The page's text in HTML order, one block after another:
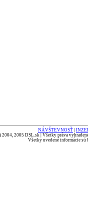
NÁVŠTEVNOSŤ
2004, 2005 DSL.sk | Všetky práva
Všetky uvedené informácie sú